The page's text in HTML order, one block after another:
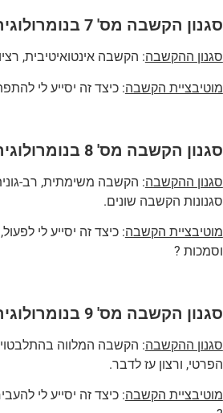
סגנון הקשבה מס' 7 בנומרולוגיה
סגנון ההקשבה: הקשבה אינטואיטיבית,
מוטיבציית הקשבה: כיצד זה יסייע לי
סגנון הקשבה מס' 8 בנומרולוגיה
סגנון ההקשבה: הקשבה משימתית, רב-
סגנונות הקשבה שונים.
מוטיבציית הקשבה: כיצד זה יסייע לי
וסמכות ?
סגנון הקשבה מס' 9 בנומרולוגיה
סגנון ההקשבה: הקשבה המלווה
הפרטי, ורצון עז לדבר.
מוטיבציית הקשבה: כיצד זה יסייע לי